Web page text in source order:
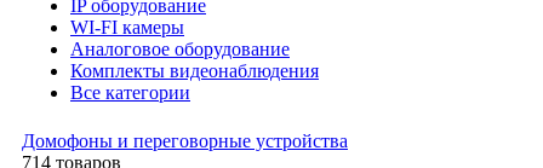
IP оборудование
WI-FI камеры
Аналоговое оборудование
Комплекты видеонаблюдения
Все категории
Домофоны и переговорные устройства
714 товаров